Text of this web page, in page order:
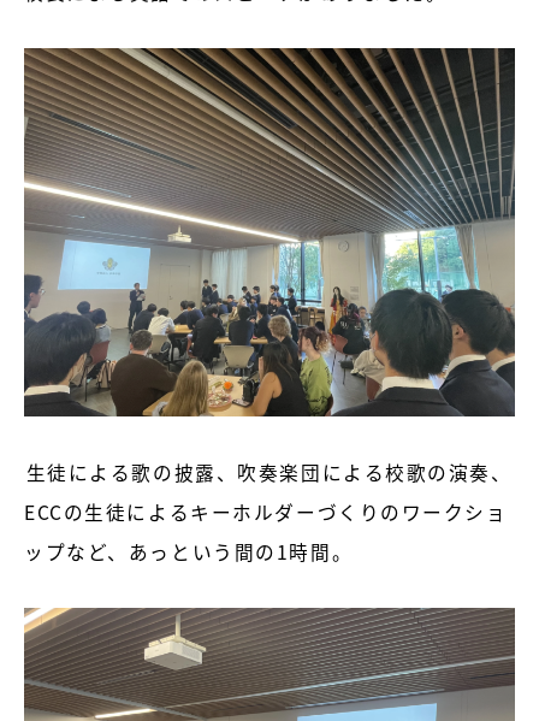
生徒による歌の披露、吹奏楽団による校歌の演奏、
ECCの生徒によるキーホルダーづくりのワークショ
ップなど、あっという間の1時間。